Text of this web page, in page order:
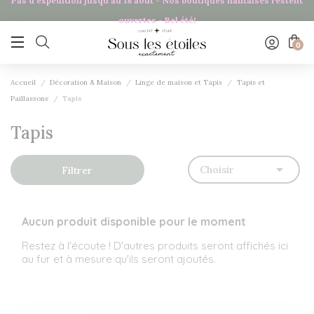
Panneau de gestion des cookies
ouvertes - Bel été!
 0
Accueil Décoration & Maison Linge de maison et Tapis
Tapis et
Paillassons
Tapis
Tapis
Choisir 
Filtrer
Aucun produit disponible pour le moment
Restez à l'écoute ! D'autres produits seront affichés ici
au fur et à mesure qu'ils seront ajoutés.